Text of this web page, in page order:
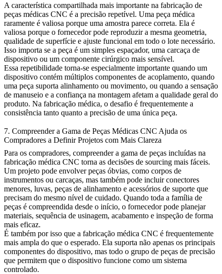
A característica compartilhada mais importante na fabricação de
peças médicas CNC é a precisão repetível. Uma peça médica
raramente é valiosa porque uma amostra parece correta. Ela é
valiosa porque o fornecedor pode reproduzir a mesma geometria,
qualidade de superfície e ajuste funcional em todo o lote necessário.
Isso importa se a peça é um simples espaçador, uma carcaça de
dispositivo ou um componente cirúrgico mais sensível.
Essa repetibilidade torna-se especialmente importante quando um
dispositivo contém múltiplos componentes de acoplamento, quando
uma peça suporta alinhamento ou movimento, ou quando a sensação
de manuseio e a confiança na montagem afetam a qualidade geral do
produto. Na fabricação médica, o desafio é frequentemente a
consistência tanto quanto a precisão de uma única peça.
7. Compreender a Gama de Peças Médicas CNC Ajuda os
Compradores a Definir Projetos com Mais Clareza
Para os compradores, compreender a gama de peças incluídas na
fabricação médica CNC torna as decisões de sourcing mais fáceis.
Um projeto pode envolver peças óbvias, como corpos de
instrumentos ou carcaças, mas também pode incluir conectores
menores, luvas, peças de alinhamento e acessórios de suporte que
precisam do mesmo nível de cuidado. Quando toda a família de
peças é compreendida desde o início, o fornecedor pode planejar
materiais, sequência de usinagem, acabamento e inspeção de forma
mais eficaz.
É também por isso que a fabricação médica CNC é frequentemente
mais ampla do que o esperado. Ela suporta não apenas os principais
componentes do dispositivo, mas todo o grupo de peças de precisão
que permitem que o dispositivo funcione como um sistema
controlado.